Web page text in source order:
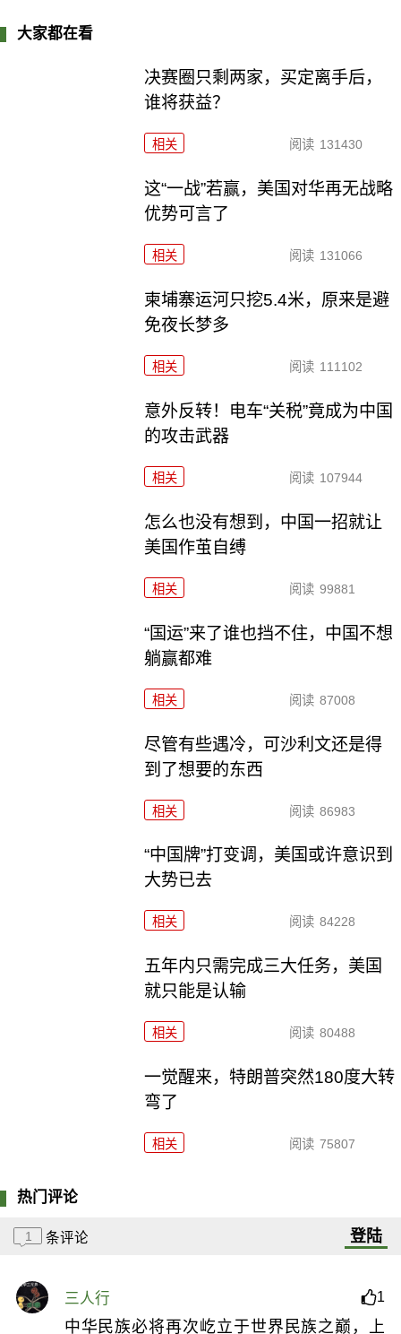
大家都在看
决赛圈只剩两家，买定离手后，
谁将获益？
相关 阅读 131430
这“一战”若赢，美国对华再无战略
优势可言了
相关 阅读 131066
柬埔寨运河只挖5.4米，原来是避
免夜长梦多
相关 阅读 111102
意外反转！电车“关税”竟成为中国
的攻击武器
相关 阅读 107944
怎么也没有想到，中国一招就让
美国作茧自缚
相关 阅读 99881
“国运”来了谁也挡不住，中国不想
躺赢都难
相关 阅读 87008
尽管有些遇冷，可沙利文还是得
到了想要的东西
相关 阅读 86983
“中国牌”打变调，美国或许意识到
大势已去
相关 阅读 84228
五年内只需完成三大任务，美国
就只能是认输
相关 阅读 80488
一觉醒来，特朗普突然180度大转
弯了
相关 阅读 75807
热门评论
1 条评论 登陆
三人行 1
中华民族必将再次屹立于世界民族之巅，上